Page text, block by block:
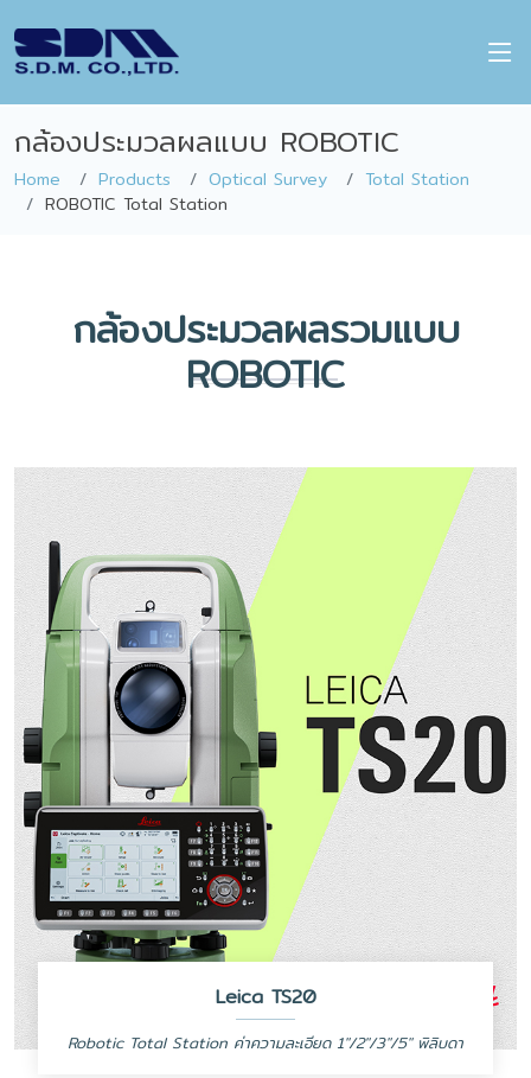
กล้องประมวลผลแบบ ROBOTIC
Home Products Optical Survey
Total Station
ROBOTIC Total Station
กล้องประมวลผลรวมแบบ
ROBOTIC
Leica TS20
Robotic Total Station ค่าความละเอียด 1"/2"/3"/5" พิลิบดา